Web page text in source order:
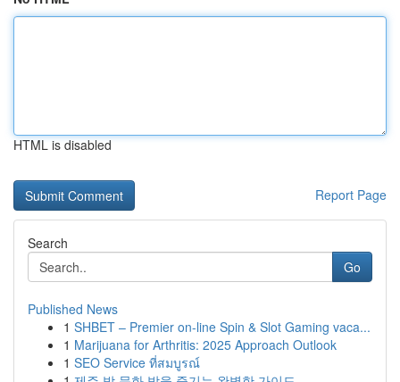
HTML is disabled
Report Page
Search
Go
Published News
1 SHBET – Premier on-line Spin & Slot Gaming vaca...
1 Marijuana for Arthritis: 2025 Approach Outlook
1 SEO Service ที่สมบูรณ์